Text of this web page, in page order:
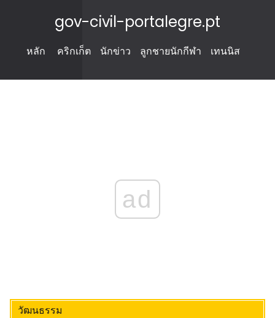
gov-civil-portalegre.pt
หลัก คริกเก็ต นักข่าว ลูกชายนักกีฬา เทนนิส
ad
วัฒนธรรม